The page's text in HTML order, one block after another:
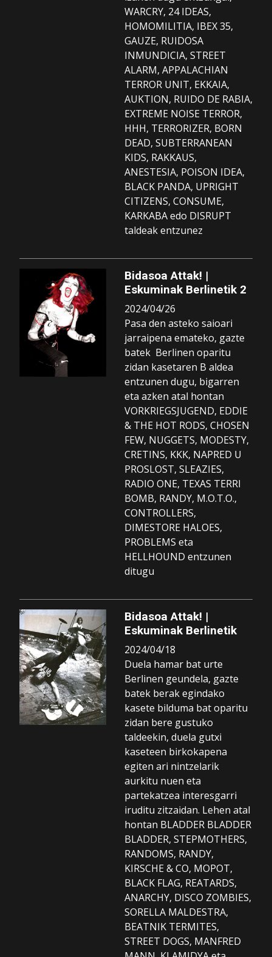
WARCRY, 24 IDEAS,
HOMOMILITIA, IBEX 35,
GAUZE, RUIDOSA
INMUNDICIA, STREET
ALARM, APPALACHIAN
TERROR UNIT, EKKAIA,
AUKTION, RUIDO DE RABIA,
EXTREME NOISE TERROR,
HHH, TERRORIZER, BORN
DEAD, SUBTERRANEAN
KIDS, RAKKAUS,
ANESTESIA, POISON IDEA,
BLACK PANDA, UPRIGHT
CITIZENS, CONSUME,
KARKABA edo DISRUPT
taldeak entzunez
Bidasoa Attak! |
Eskuminak Berlinetik 2
2024/04/26
Pasa den asteko saioari
jarraipena emateko, gazte
batek Berlinen oparitu
zidan kasetaren B aldea
entzunen dugu, bigarren
eta azken atal hontan
VORKRIEGSJUGEND, EDDIE
& THE HOT RODS, CHOSEN
FEW, NUGGETS, MODESTY,
CRETINS, KKK, NAPRED U
PROSLOST, SLEAZIES,
RADIO ONE, TEXAS TERRI
BOMB, RANDY, M.O.T.O.,
CONTROLLERS,
DIMESTORE HALOES,
PROBLEMS eta
HELLHOUND entzunen
ditugu
Bidasoa Attak! |
Eskuminak Berlinetik
2024/04/18
Duela hamar bat urte
Berlinen geundela, gazte
batek berak egindako
kasete bilduma bat oparitu
zidan bere gustuko
taldeekin, duela gutxi
kaseteen birkokapena
egiten ari nintzelarik
aurkitu nuen eta
partekatzea interesgarri
iruditu zitzaidan. Lehen atal
hontan BLADDER BLADDER
BLADDER, STEPMOTHERS,
RANDOMS, RANDY,
KIRSCHE & CO, MOPOT,
BLACK FLAG, REATARDS,
ANARCHY, DISCO ZOMBIES,
SORELLA MALDESTRA,
BEATNIK TERMITES,
STREET DOGS, MANFRED